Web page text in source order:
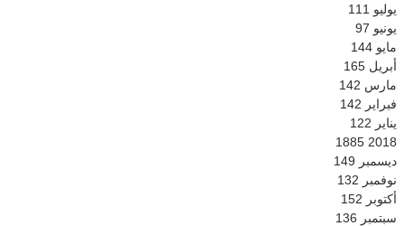
يوليو 111
يونيو 97
مايو 144
أبريل 165
مارس 142
فبراير 142
يناير 122
2018
1885
ديسمبر 149
نوفمبر 132
أكتوبر 152
سبتمبر 136